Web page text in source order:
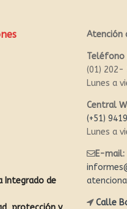
Integrado de
Atención
Teléfono
(01) 202-
Lunes a
Central
(+51)
Lunes a
E-mail:
Calle